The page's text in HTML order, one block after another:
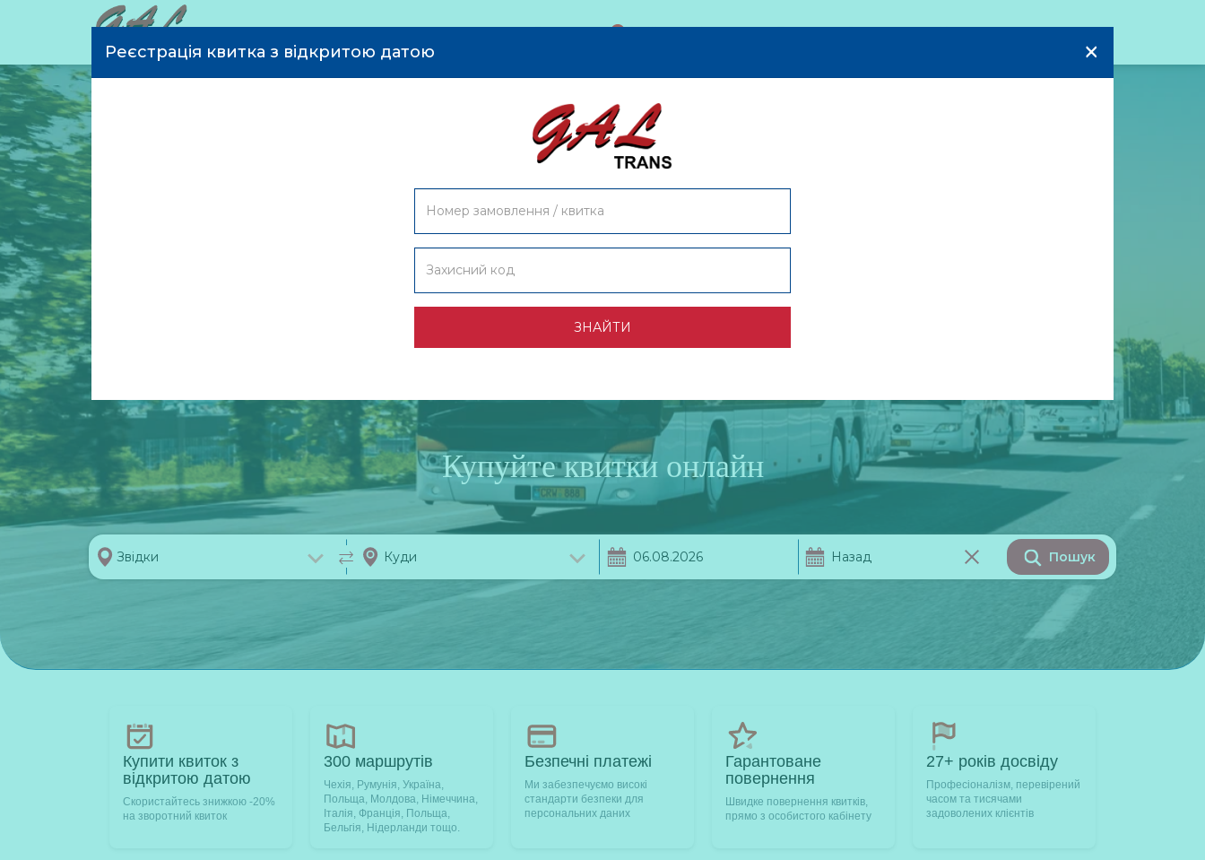
Розклад Увійти Контакти Блог Мої квитки Кошик UA USD×
Реєстрація квитка з відкритою датою
ЗНАЙТИ
Купуйте квитки онлайн
Пошук
Купити квиток з
відкритою датою
Скористайтесь знижкою -20%
на зворотний квиток
300 маршрутів
Чехія, Румунія, Україна,
Польща, Молдова, Німеччина,
Італія, Франція, Польща,
Бельгія, Нідерланди тощо.
Безпечні платежі
Ми забезпечуємо високі
стандарти безпеки для
персональних даних
Гарантоване
повернення
Швидке повернення квитків,
прямо з особистого кабінету
27+ років досвіду
Професіоналізм, перевірений
часом та тисячами
задоволених клієнтів